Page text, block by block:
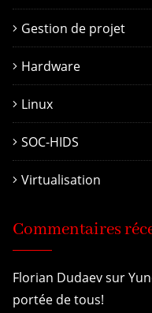
Gestion de projet
Hardware
Linux
SOC-HIDS
Virtualisation
Commentaires
Florian Dudaevsur
portée de tous!